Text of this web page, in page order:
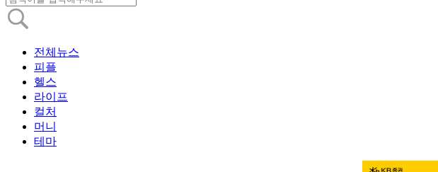
전체뉴스
피플
헬스
라이프
컬처
머니
테마